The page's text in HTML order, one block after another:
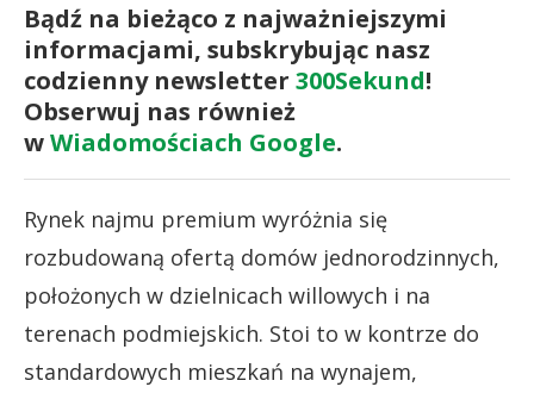
Bądź na bieżąco z najważniejszymi
informacjami, subskrybując nasz
codzienny newsletter 300Sekund!
Obserwuj nas również
wWiadomościach Google.
Rynek najmu premium wyróżnia się
rozbudowaną ofertą domów jednorodzinnych,
położonych w dzielnicach willowych i na
terenach podmiejskich. Stoi to w kontrze do
standardowych mieszkań na wynajem,